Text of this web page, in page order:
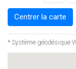
Centrer la carte
* Système géodésique